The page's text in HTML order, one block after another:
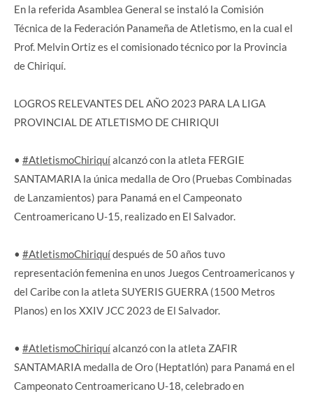
En la referida Asamblea General se instaló la Comisión
Técnica de la Federación Panameña de Atletismo, en la cual el
Prof. Melvin Ortiz es el comisionado técnico por la Provincia
de Chiriquí.
LOGROS RELEVANTES DEL AÑO 2023 PARA LA LIGA
PROVINCIAL DE ATLETISMO DE CHIRIQUI
• #AtletismoChiriquíalcanzó con la atleta FERGIE
SANTAMARIA la única medalla de Oro (Pruebas Combinadas
de Lanzamientos) para Panamá en el Campeonato
Centroamericano U-15, realizado en El Salvador.
• #AtletismoChiriquídespués de 50 años tuvo
representación femenina en unos Juegos Centroamericanos y
del Caribe con la atleta SUYERIS GUERRA (1500 Metros
Planos) en los XXIV JCC 2023 de El Salvador.
• #AtletismoChiriquíalcanzó con la atleta ZAFIR
SANTAMARIA medalla de Oro (Heptatlón) para Panamá en el
Campeonato Centroamericano U-18, celebrado en